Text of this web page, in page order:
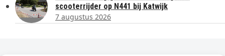
scooterrijder op N441 bij Katwijk
7 augustus 2026